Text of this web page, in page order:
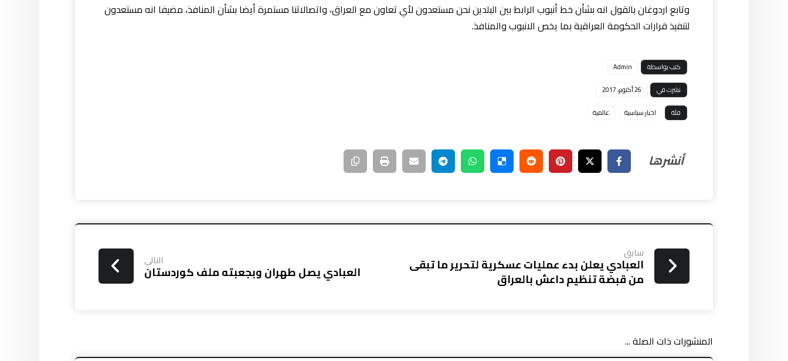
وتابع اردوغان بالقول انه بشأن خط أنبوب الرابط بين البلدين نحن مستعدون لأي تعاون مع العراق، واتصالاتنا مستمرة أيضا بشأن المنافذ، مضيفا انه مستعدون
لتنفيذ قرارات الحكومة العراقية بما يخص الانبوب والمنافذ.
كتب بواسطة
Admin
نشرت في
26 أكتوبر، 2017
فئة
اخبار سياسية عالمية
سابق
العبادي يعلن بدء عمليات عسكرية لتحرير ما تبقى
من قبضة تنظيم داعش بالعراق
التالي
العبادي يصل طهران وبجعبته ملف كوردستان
المنشورات ذات الصلة ...